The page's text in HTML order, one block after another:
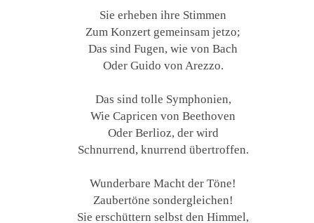
Sie erheben ihre Stimmen
Zum Konzert gemeinsam jetzo;
Das sind Fugen, wie von Bach
Oder Guido von Arezzo.
Das sind tolle Symphonien,
Wie Capricen von Beethoven
Oder Berlioz, der wird
Schnurrend, knurrend übertroffen.
Wunderbare Macht der Töne!
Zaubertöne sondergleichen!
Sie erschüttern selbst den Himmel,